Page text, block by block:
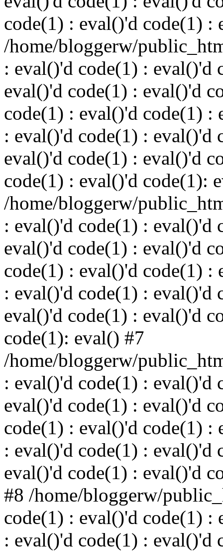
code(1) : eval()'d code(1) :
/home/bloggerw/
: eval()'d code(1) : eval()'d
eval()'d code(1) : eval()'d
code(1) : eval()'d code(1) :
: eval()'d code(1) : eval()'d
eval()'d code(1) : eval()'d
code(1) : eval()'d code(1):
/home/bloggerw/
: eval()'d code(1) : eval()'d
eval()'d code(1) : eval()'d
code(1) : eval()'d code(1) :
: eval()'d code(1) : eval()'d
eval()'d code(1) : eval()'d
code(1): eval() #7
/home/bloggerw/
: eval()'d code(1) : eval()'d
eval()'d code(1) : eval()'d
code(1) : eval()'d code(1) :
: eval()'d code(1) : eval()'d
eval()'d code(1) : eval()'d
#8 /home/bloggerw/
code(1) : eval()'d code(1) :
: eval()'d code(1) : eval()'d